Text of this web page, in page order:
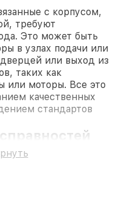
с корпусом,
требуют
Это может быть
в узлах подачи или
или выход из
таких как
или моторы. Все это
качественных
стандартов
Haier